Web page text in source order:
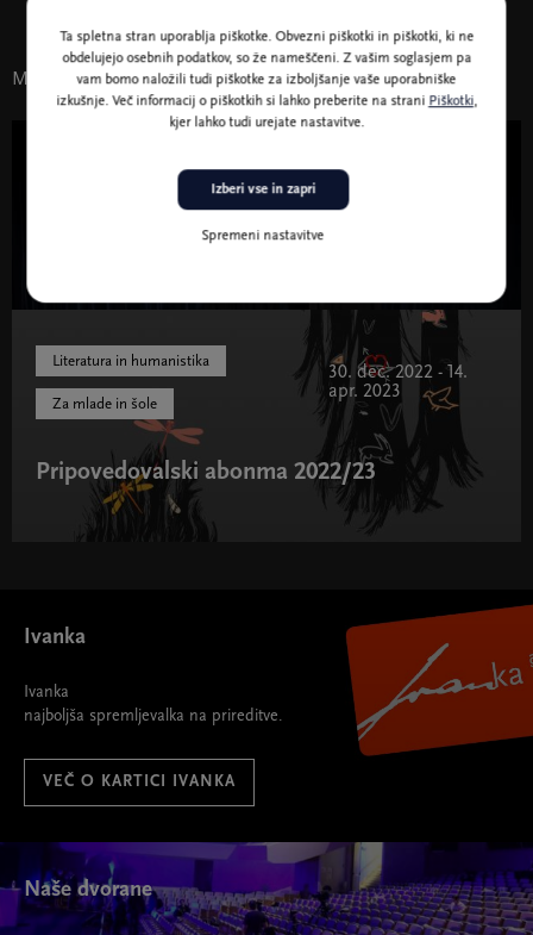
Morda vas zanima tudi
Reformatorji na odru
Literatura in humanistika
Za mlade in šole
30. dec. 2022 - 14.
apr. 2023
Pripovedovalski abonma 2022/23
Ivanka
Ivanka
najboljša spremljevalka na prireditve.
VEČ O KARTICI IVANKA
Naše dvorane
Ta spletna stran uporablja piškotke. Obvezni piškotki in piškotki, ki ne
obdelujejo osebnih podatkov, so že nameščeni. Z vašim soglasjem pa
vam bomo naložili tudi piškotke za izboljšanje vaše uporabniške
izkušnje. Več informacij o piškotkih si lahko preberite na strani Piškotki,
kjer lahko tudi urejate nastavitve.
Spremeni nastavitve
Izberi vse in zapri